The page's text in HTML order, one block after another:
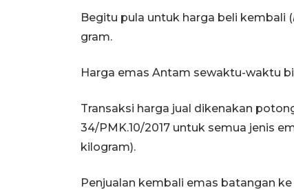
Begitu pula untuk harga beli kembali (
gram.
Harga emas Antam sewaktu-waktu
Transaksi harga jual dikenakan
34/PMK.10/2017 untuk semua jenis
kilogram).
Penjualan kembali emas batangan